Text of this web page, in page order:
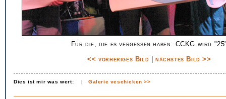
Für die, die es vergessen haben: CCKG wird
<< vorheriges Bild
nächstes Bild >>
Dies ist mir was wert: |Galerie veschicken >>